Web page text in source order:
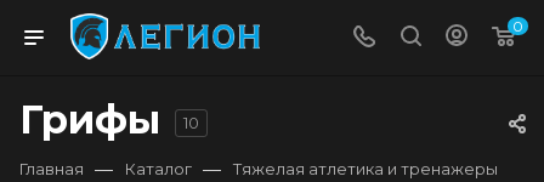
0
Грифы 10
Главная — Каталог — Тяжелая атлетика и тренажеры